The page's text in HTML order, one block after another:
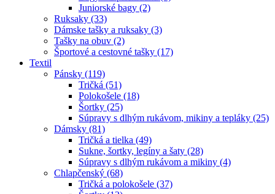
Juniorské bagy (2)
Ruksaky (33)
Dámske tašky a ruksaky (3)
Tašky na obuv (2)
Športové a cestovné tašky (17)
Textil
Pánsky (119)
Tričká (51)
Polokošele (18)
Šortky (25)
Súpravy s dlhým rukávom, mikiny a tepláky (25)
Dámsky (81)
Tričká a tielka (49)
Sukne, šortky, legíny a šaty (28)
Súpravy s dlhým rukávom a mikiny (4)
Chlapčenský (68)
Tričká a polokošele (37)